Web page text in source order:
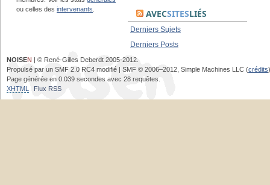
ou celles des intervenants AVECSITESLIÉS
Derniers Sujets
Derniers Posts
NOISEN | © René-Gilles Deberdt 2005-2012.
Propulsé par un SMF 2.0 RC4 modifié | SMF © 2006–2012, Simple Machines LLC (crédits)
Page générée en 0.039 secondes avec 28 requêtes.
XHTML
Flux RSS